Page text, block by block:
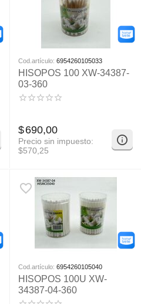
Cod.artículo: 6954260105033
HISOPOS 100 XW-34387-
03-360
$690,00
Precio sin impuesto:
$570,25
Cod.artículo: 6954260105040
HISOPOS 100U XW-
34387-04-360